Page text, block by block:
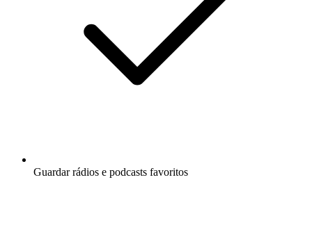
Guardar rádios e podcasts favoritos